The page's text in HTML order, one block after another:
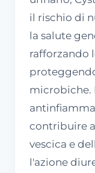
il rischio di
la salute
rafforzando
microbiche.
contribuire
vescica e
l'azione